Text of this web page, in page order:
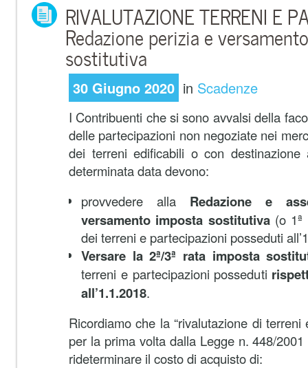
RIVALUTAZIONE TERRENI E
Redazione perizia e
sostitutiva
30 Giugno 2020 in Scadenze
I Contribuenti che si sono avvalsi della
delle partecipazioni non negoziate nei
dei terreni edificabili o con
determinata data devono:
provvedere alla Redazione e
versamento imposta sostitutiva(o 1ª
dei terreni e partecipazioni posseduti
Versare la 2ª/3ª rata imposta
terreni e partecipazioni posseduti
all’1.1.2018.
Ricordiamo che la “rivalutazione di terreni
per la prima volta dalla Legge n. 448/
rideterminare il costo di acquisto di: